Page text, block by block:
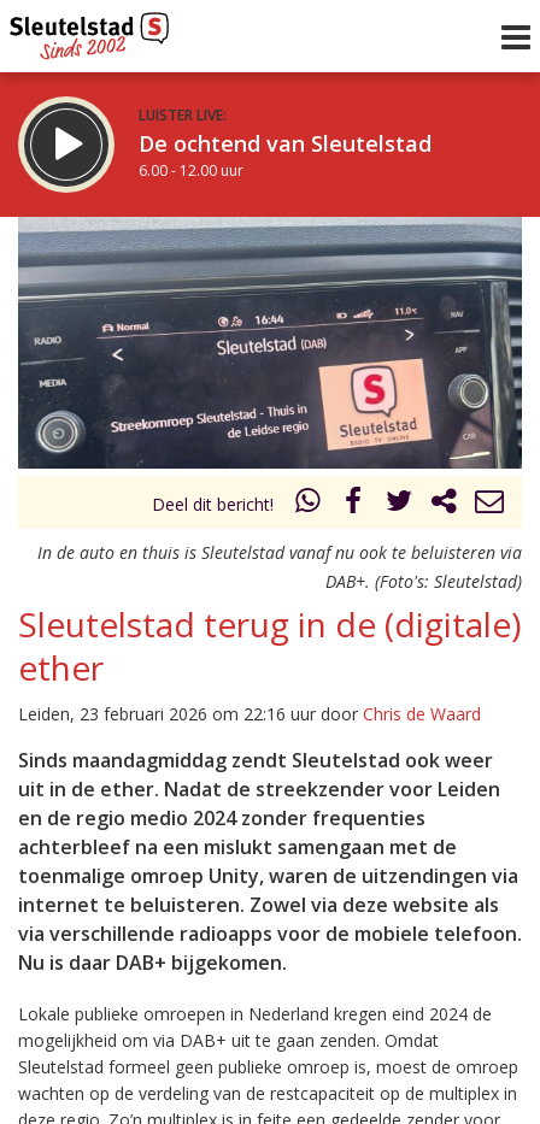
LUISTER LIVE:
De ochtend van Sleutelstad
6.00 - 12.00 uur
STRAKS:
De middag van Sleutelstad
12.00 - 18.00 uur
Vorig uur
uur 1 van 0 Volgend uur
Deel dit bericht!
In de auto en thuis is Sleutelstad vanaf nu ook te beluisteren via
DAB+. (Foto's: Sleutelstad)
Sleutelstad terug in de (digitale)
ether
Leiden, 23 februari 2026 om 22:16 uur door Chris de Waard
Sinds maandagmiddag zendt Sleutelstad ook weer
uit in de ether. Nadat de streekzender voor Leiden
en de regio medio 2024 zonder frequenties
achterbleef na een mislukt samengaan met de
toenmalige omroep Unity, waren de uitzendingen via
internet te beluisteren. Zowel via deze website als
via verschillende radioapps voor de mobiele telefoon.
Nu is daar DAB+ bijgekomen.
Lokale publieke omroepen in Nederland kregen eind 2024 de
mogelijkheid om via DAB+ uit te gaan zenden. Omdat
Sleutelstad formeel geen publieke omroep is, moest de omroep
wachten op de verdeling van de restcapaciteit op de multiplex in